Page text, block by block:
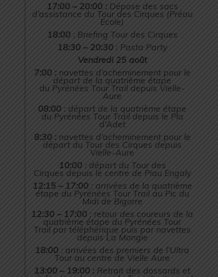
17:00 – 20:00 :Dépose des sacs
d’assistance du Tour des Cirques (Préau
Ecole)
18:00: Briefing Tour des Cirques
18:30 – 20:30: Pasta Party
Vendredi 25 août
7:00 : navettes d’acheminement pour le
départ de la quatrième étape
du Pyrénées Tour Trail depuis Vielle-
Aure
08:00 : départ de la quatrième étape
du Pyrénées Tour Trail depuis le Pla
d’Adet
8:30 : navettes d’acheminement pour le
départ du Tour des Cirques depuis
Vielle-Aure
10:00 : départ du Tour des
Cirques depuis le centre de Piau Engaly
12:15 – 17:00: arrivées de la quatrième
étape du Pyrénées Tour Trail au Pic du
Midi de Bigorre
12:30 – 17:00 : retour des coureurs de la
quatrième étape du Pyrénées Tour
Trail par téléphérique puis par navettes
depuis La Mongie
18:00 : arrivées des premiers de l’Ultra
Tour au centre de Vielle Aure
13:00 – 19:00 : Retrait des dossards et